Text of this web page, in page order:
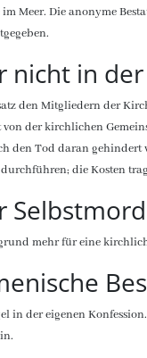
Meer. Die anonyme
nicht in
den Mitgliedern der
der kirchlichen
den Tod daran
die Kosten
mehr für eine
in der eigenen